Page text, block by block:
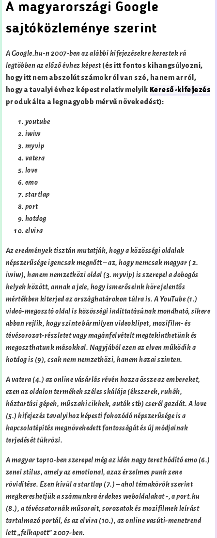
A magyarországi Google
sajtóközleménye szerint
A Google.hu-n 2007-ben az alábbi kifejezésekre kerestek rá
legtöbben az előző évhez képest(és itt fontos kihangsúlyozni,
hogy itt nem abszolút számokról van szó, hanem arról,
hogy a tavalyi évhez képest relatív melyik Kereső-kifejezés
produkálta a legnagyobb mérvű növekedést):
youtube
iwiw
myvip
vatera
love
emo
startlap
port
hotdog
elvira
Az eredmények tisztán mutatják, hogy a közösségi oldalak
népszerűsége igencsak megnőtt – az, hogy nemcsak magyar ( 2.
iwiw), hanem nemzetközi oldal (3. myvip) is szerepel a dobogós
helyek között, annak a jele, hogy ismerőseink köre jelentős
mértékben kiterjed az országhatárokon túlra is. A YouTube (1.)
videó-megosztó oldal is közösségi indíttatásúnak mondható, sikere
abban rejlik, hogy szinte bármilyen videoklipet, mozifilm- és
tévésorozat-részletet vagy magánfelvételt megtekinthetünk és
megoszthatunk másokkal. Nagyjából ezen az elven működik a
hotdog is (9), csak nem nemzetközi, hanem hazai szinten.
A vatera (4.) az online vásárlás révén hozza össze az embereket,
ezen az oldalon termékek széles skálája (ékszerek, ruhák,
háztartási gépek, műszaki cikkek, autók stb) cserél gazdát. A love
(5.) kifejezés tavalyihoz képesti fokozódó népszerűsége is a
kapcsolatépítés megnövekedett fontosságát és új módjainak
terjedését tükrözi.
A magyar top10-ben szerepel még az idén nagy teret hódító emo (6.)
zenei stílus, amely az emotional, azaz érzelmes punk zene
rövidítése. Ezen kívül a startlap (7.) – ahol témakörök szerint
megkereshetjük a számunkra érdekes weboldalakat -, a port.hu
(8.), a tévécsatornák műsorait, sorozatok és mozifilmek leírást
tartalmazó portál, és az elvira (10.), az online vasúti-menetrend
lett „felkapott” 2007-ben.